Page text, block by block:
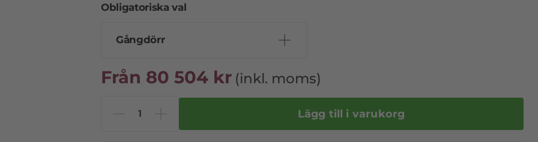
Obligatoriska val
Gångdörr
Från 80 504 kr (inkl. moms)
Lägg till i varukorg